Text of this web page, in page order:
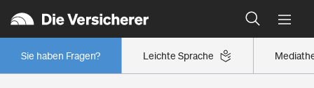
Leichte Sprache
Sie haben Fragen?
Wer versichert was: Jetzt Versicherer finden
Regionalklassen: So ist Ihre Region eingestuft
Wer versichert was: Jetzt Versicherer finden